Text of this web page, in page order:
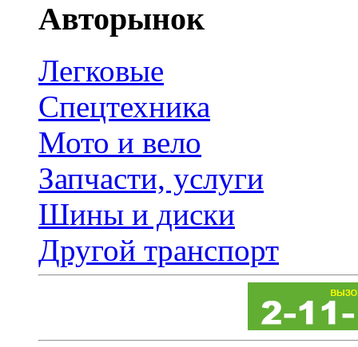
Авторынок
Легковые
Спецтехника
Мото и вело
Запчасти, услуги
Шины и диски
Другой транспорт